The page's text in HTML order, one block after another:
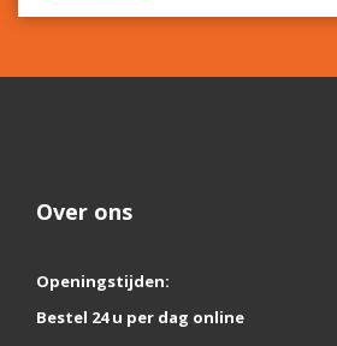
Over ons
Openingstijden:
Bestel 24 u per dag online